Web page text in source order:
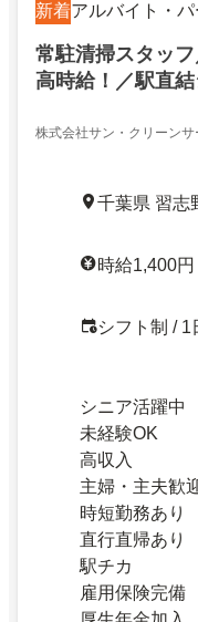
新着アルバイト・パ
常駐清掃スタッ
高時給！／駅直
株式会社サン・クリーンサ
千葉県 習志
時給1,400
シフト制 /
シニア活躍中
未経験OK
高収入
主婦・主夫歓
時短勤務あり
直行直帰あり
駅チカ
雇用保険完備